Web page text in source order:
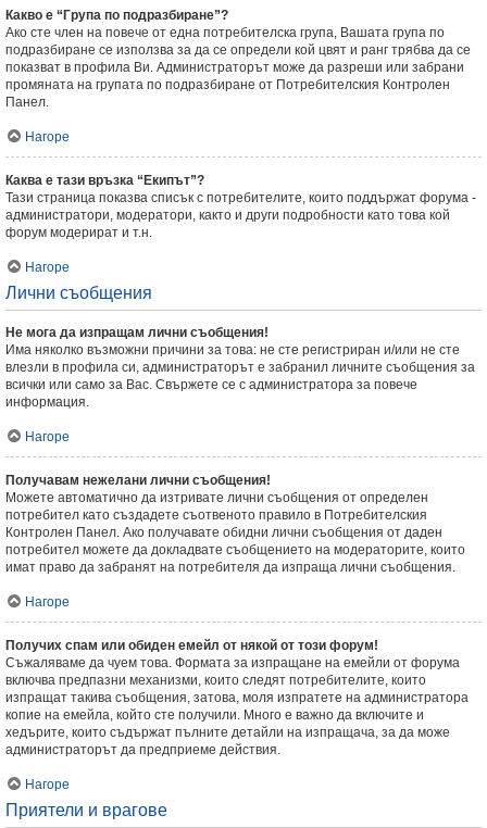
Какво е “Група по подразбиране”?
Ако сте член на повече от една потребителска група, Вашата група по
подразбиране се използва за да се определи кой цвят и ранг трябва да се
показват в профила Ви. Администраторът може да разреши или забрани
промяната на групата по подразбиране от Потребителския Контролен
Панел.
Нагоре
Каква е тази връзка “Екипът”?
Тази страница показва списък с потребителите, които поддържат форума -
администратори, модератори, както и други подробности като това кой
форум модерират и т.н.
Нагоре
Лични съобщения
Не мога да изпращам лични съобщения!
Има няколко възможни причини за това: не сте регистриран и/или не сте
влезли в профила си, администраторът е забранил личните съобщения за
всички или само за Вас. Свържете се с администратора за повече
информация.
Нагоре
Получавам нежелани лични съобщения!
Можете автоматично да изтривате лични съобщения от определен
потребител като създадете съотвеното правило в Потребителския
Контролен Панел. Ако получавате обидни лични съобщения от даден
потребител можете да докладвате съобщението на модераторите, които
имат право да забранят на потребителя да изпраща лични съобщения.
Нагоре
Получих спам или обиден емейл от някой от този форум!
Съжаляваме да чуем това. Формата за изпращане на емейли от форума
включва предпазни механизми, които следят потребителите, които
изпращат такива съобщения, затова, моля изпратете на администратора
копие на емейла, който сте получили. Много е важно да включите и
хедърите, които съдържат пълните детайли на изпращача, за да може
администраторът да предприеме действия.
Нагоре
Приятели и врагове